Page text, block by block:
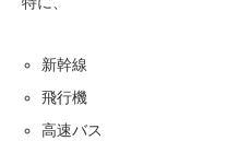
新幹線
飛行機
高速バス